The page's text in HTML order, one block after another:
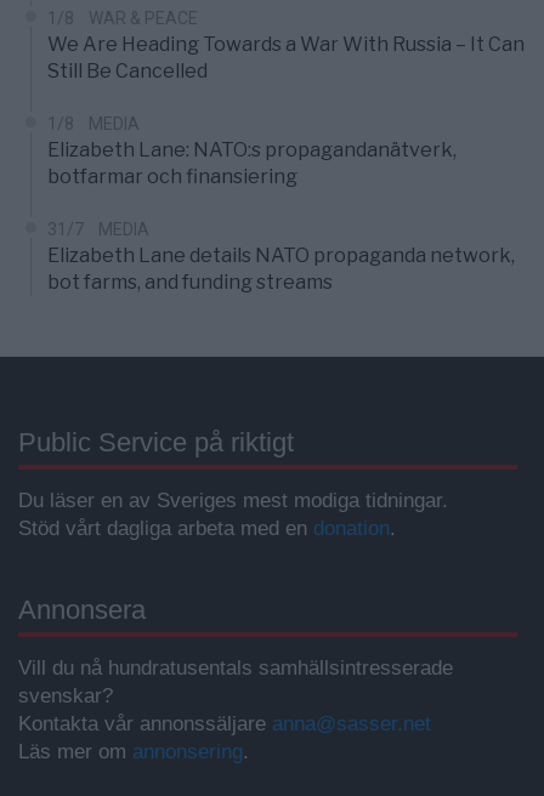
1/8 WAR & PEACE
We Are Heading Towards a War With Russia – It Can
Still Be Cancelled
1/8 MEDIA
Elizabeth Lane: NATO:s propagandanätverk,
botfarmar och finansiering
31/7 MEDIA
Elizabeth Lane details NATO propaganda network,
bot farms, and funding streams
Public Service på riktigt
Du läser en av Sveriges mest modiga tidningar.
Stöd vårt dagliga arbeta med en donation.
Annonsera
Vill du nå hundratusentals samhällsintresserade
svenskar?
Kontakta vår annonssäljare anna@sasser.net
Läs mer om annonsering.